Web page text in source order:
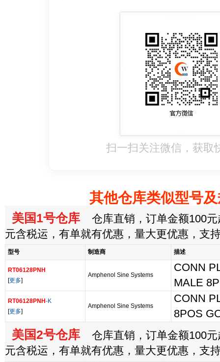
扫一扫关注微信，获取
其他仓库类似型号
美国1号仓库 仓库直销，订单金额100元
元含税运，有单就有优惠，量大更优惠，支
型号 制造商 描述
RT06128PNH
[更多]
Amphenol Sine Systems
CONN
MALE
RT06128PNH-K
[更多]
Amphenol Sine Systems
CONN
8POS
美国2号仓库 仓库直销，订单金额100元
元含税运，有单就有优惠，量大更优惠，支